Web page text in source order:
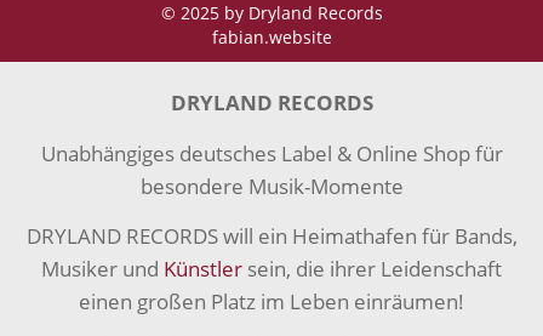
© 2025 by Dryland Records
fabian.website
DRYLAND RECORDS
Unabhängiges deutsches Label & Online Shop für
besondere Musik-Momente
DRYLAND RECORDS will ein Heimathafen für Bands,
Musiker und Künstler sein, die ihrer Leidenschaft
einen großen Platz im Leben einräumen!